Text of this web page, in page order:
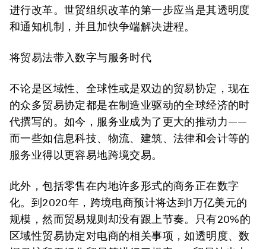
进行改革。世贸组织改革的第一步应当是其透明度
和通知机制，并且加快争端解决进程。
将贸易法带入数字与服务时代
不论是区域性、全球性或是双边的贸易协定，现在
的众多贸易协定都是在制造业驱动的全球经济的时
代撰写的。如今，服务业成为了更大的推动力——
而一些如信息科技、物流、建筑、法律和会计等的
服务业得以更容易地跨境交易。
此外，包括零售在内地许多形式的商务正在数字
化。到2020年，跨境电商预计将达到1万亿美元的
规模，然而贸易规则却没有跟上节奏。只有20%的
区域性贸易协定对电商的相关事项，如透明度、数